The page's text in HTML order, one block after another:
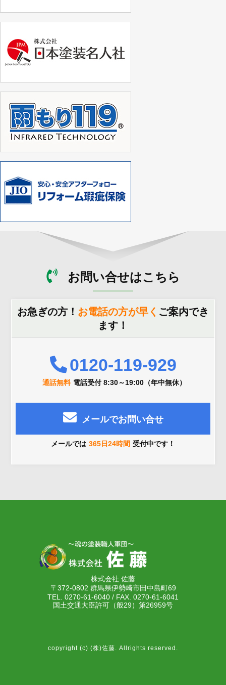
お問い合せはこちら
お急ぎの方！ お電話の方が早く ご案内でき
ます！
0120-119-929
通話無料 電話受付 8:30～19:00（年中無休）
メールでお問い合せ
メールでは 365日24時間 受付中です！
株式会社 佐藤
〒372-0802 群馬県伊勢崎市田中島町69
TEL. 0270-61-6040 / FAX. 0270-61-6041
国土交通大臣許可（般29）第26959号
copyright (c) (株)佐藤. Allrights reserved.